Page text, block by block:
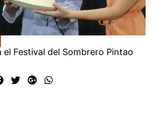
Festival del Sombrero Pintao